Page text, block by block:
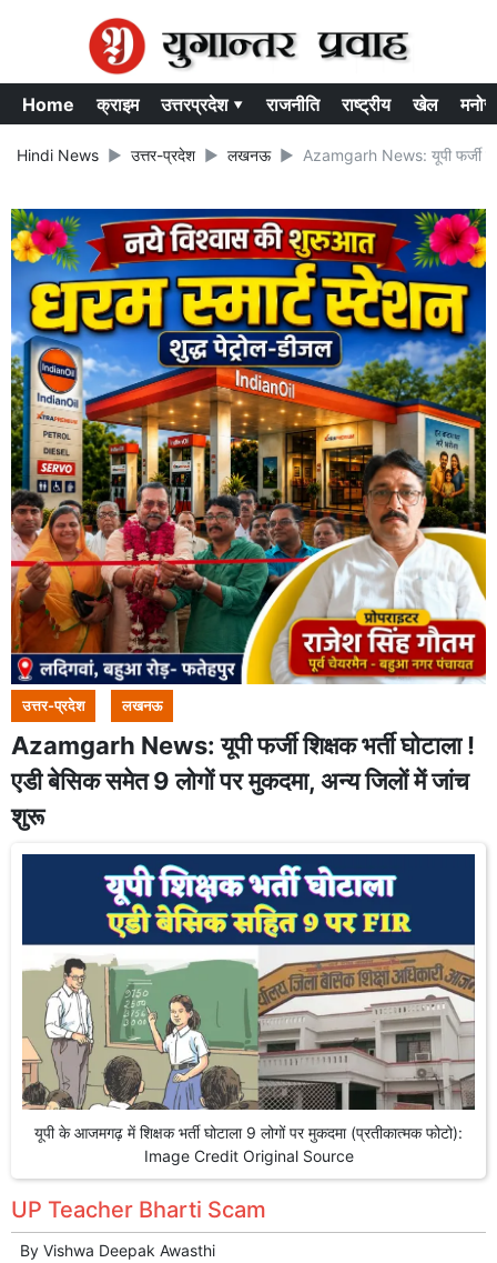
Home क्राइम उत्तरप्रदेश ▾ राजनीति राष्ट्रीय खेल
Hindi News उत्तर-प्रदेश लखनऊ Azamgarh News: यूपी फर्जी
उत्तर-प्रदेश लखनऊ
Azamgarh News: यूपी फर्जी शिक्षक भर्ती घोटाला !
एडी बेसिक समेत 9 लोगों पर मुकदमा, अन्य जिलों में जांच
शुरू
यूपी के आजमगढ़ में शिक्षक भर्ती घोटाला 9 लोगों पर मुकदमा (प्रतीकात्मक फोटो):
Image Credit Original Source
UP Teacher Bharti Scam
By Vishwa Deepak Awasthi